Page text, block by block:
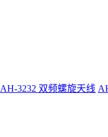
AH-3232 双频螺旋天线